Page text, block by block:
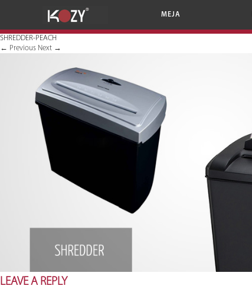
MEJA
SHREDDER-PEACH
← Previous Next →
LEAVE A REPLY